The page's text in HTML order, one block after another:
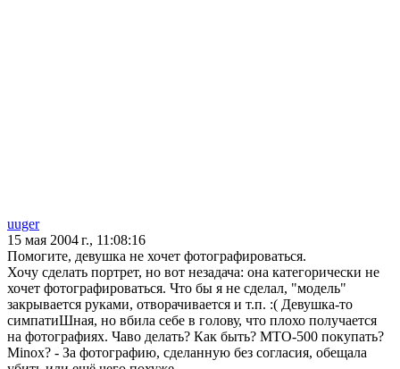
uuger
15 мая 2004 г., 11:08:16
Помогите, девушка не хочет фотографироваться.
Хочу сделать портрет, но вот незадача: она категорически не
хочет фотографироваться. Что бы я не сделал, "модель"
закрывается руками, отворачивается и т.п. :( Девушка-то
симпатиШная, но вбила себе в голову, что плохо получается
на фотографиях. Чаво делать? Как быть? МТО-500 покупать?
Minox? - За фотографию, сделанную без согласия, обещала